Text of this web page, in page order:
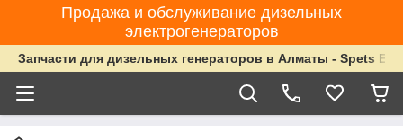
Продажа и обслуживание дизельных
электрогенераторов
Запчасти для дизельных генераторов в Алматы - Spets